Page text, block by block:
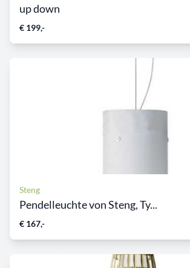
up down
€ 199,-
Steng
Pendelleuchte von Steng, Ty...
€ 167,-